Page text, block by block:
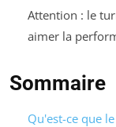
Attention : le
aimer la
Sommaire
Qu'est-ce que